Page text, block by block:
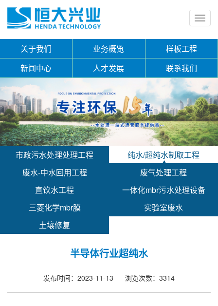
关于我们 业务概览
样板工程
新闻中心
人才发展 联系我们
市政污水处理处理工程
纯水/超纯水制取工程
废水-中水回用工程
废气处理工程
直饮水工程
一体化mbr污水处理设备
三菱化学mbr膜
实验室废水
土壤修复
半导体行业超纯水
发布时间：2023-11-13 浏览次数：3314